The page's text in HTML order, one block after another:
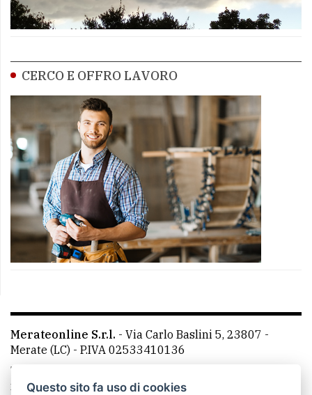
CERCO E OFFRO LAVORO
Merateonline S.r.l. - Via Carlo Baslini 5, 23807 -
Merate (LC) - P.IVA 02533410136
Telefono:
mail: redazione@merateonline.it
Questo sito fa uso di cookies